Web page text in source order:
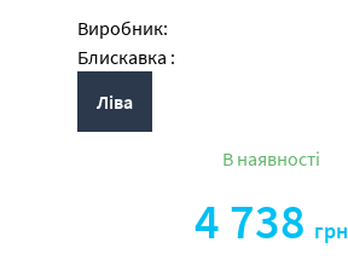
Виробник:
Блискавка :
Ліва
В наявності
4 738 грн